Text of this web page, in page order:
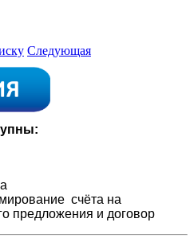
Следующая
счёта на
предложения и договор